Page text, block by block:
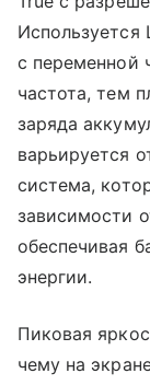
Используется
с переменной
частота, тем
заряда
варьируется
система,
зависимости
обеспечивая
энергии.
Пиковая
чему на